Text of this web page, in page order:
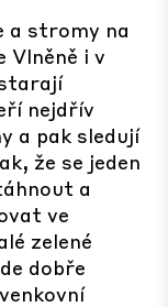
a stromy na
Vlněně i v
nejdřív
a pak sledují
že se jeden
a
ve
zelené
dobře